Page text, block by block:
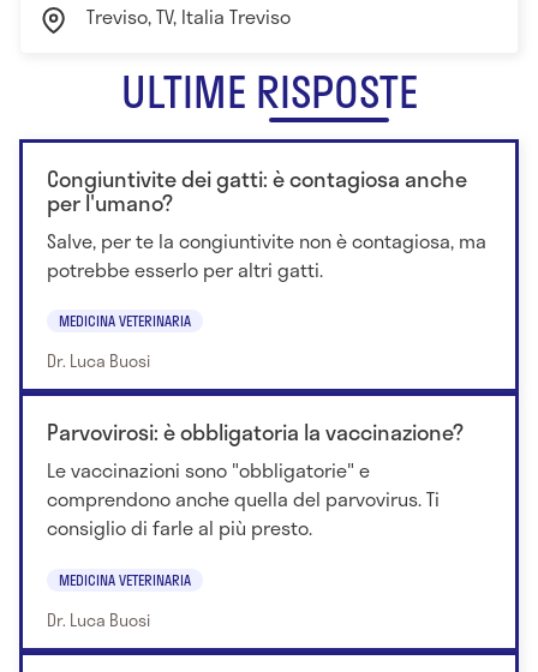
Treviso, TV, Italia Treviso
ULTIME RISPOSTE
Congiuntivite dei gatti: è contagiosa anche
per l'umano?
Salve, per te la congiuntivite non è contagiosa, ma
potrebbe esserlo per altri gatti.
MEDICINA VETERINARIA
Dr. Luca Buosi
Parvovirosi: è obbligatoria la vaccinazione?
Le vaccinazioni sono "obbligatorie" e
comprendono anche quella del parvovirus. Ti
consiglio di farle al più presto.
MEDICINA VETERINARIA
Dr. Luca Buosi